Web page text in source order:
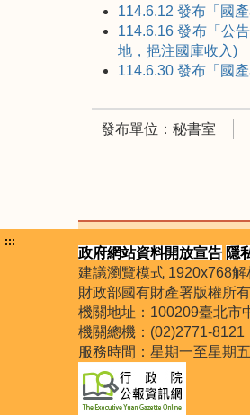
114.6.12 發布「國
114.6.16 發布「公
地，挹注國庫收入)
114.6.30 發布「國
發布單位：秘書室
:::
政府網站資料開放宣告 隱
建議瀏覽模式 1920x768
財政部國有財產署版權所
機關地址：100209臺北市
機關總機：(02)2771-
服務時間：星期一至星期